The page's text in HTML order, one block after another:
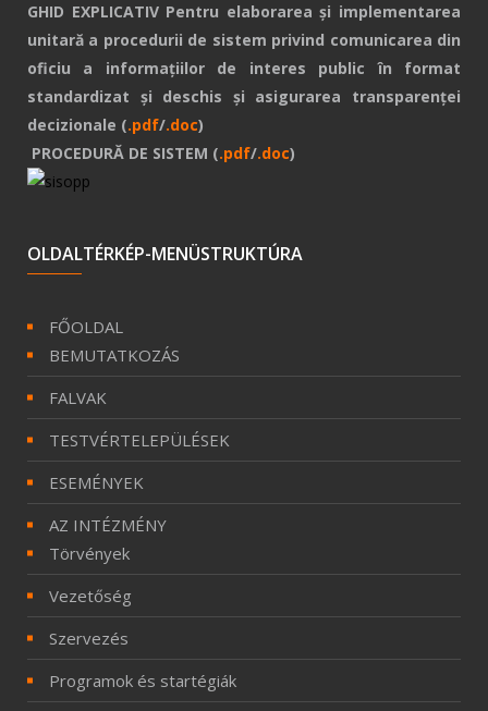
GHID EXPLICATIV Pentru elaborarea și implementarea
unitară a procedurii de sistem privind comunicarea din
oficiu a informațiilor de interes public în format
standardizat și deschis și asigurarea transparenței
decizionale (.pdf/.doc)
PROCEDURĂ DE SISTEM (.pdf/.doc)
OLDALTÉRKÉP-MENÜSTRUKTÚRA
FŐOLDAL
BEMUTATKOZÁS
FALVAK
TESTVÉRTELEPÜLÉSEK
ESEMÉNYEK
AZ INTÉZMÉNY
Törvények
Vezetőség
Szervezés
Programok és startégiák